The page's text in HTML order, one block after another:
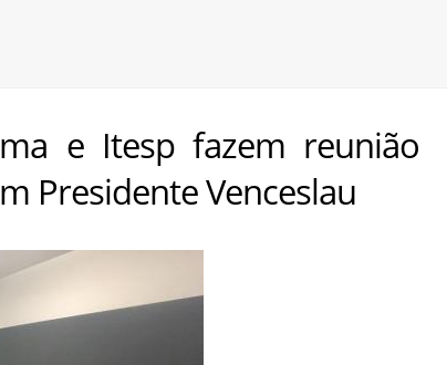
e Itesp fazem reunião
Presidente Venceslau